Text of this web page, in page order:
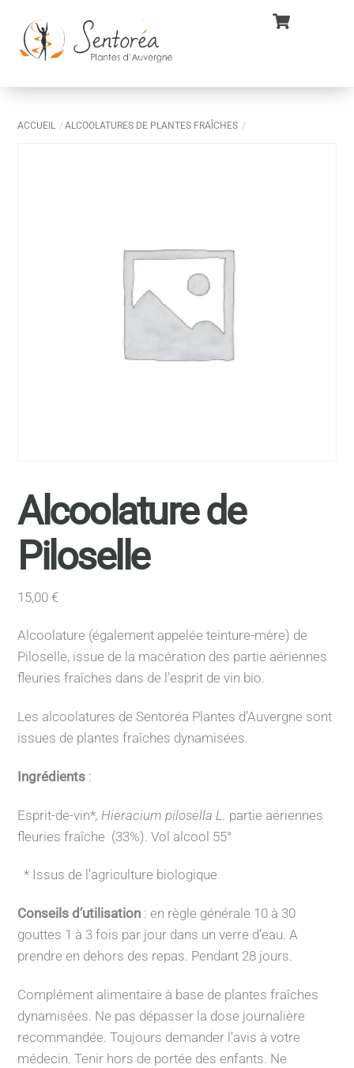
content
ACCUEIL ALCOOLATURES DE PLANTES FRAÎCHES
Alcoolature de
Piloselle
15,00€
Alcoolature (également appelée teinture-mère) de
Piloselle, issue de la macération des partie aériennes
fleuries fraîches dans de l’esprit de vin bio.
Les alcoolatures de Sentoréa Plantes d’Auvergne sont
issues de plantes fraîches dynamisées.
Ingrédients :
Esprit-de-vin*, Hieracium pilosella L. partie aériennes
fleuries fraîche (33%). Vol alcool 55°
* Issus de l’agriculture biologique
Conseils d’utilisation : en règle générale 10 à 30
gouttes 1 à 3 fois par jour dans un verre d’eau. A
prendre en dehors des repas. Pendant 28 jours.
Complément alimentaire à base de plantes fraîches
dynamisées. Ne pas dépasser la dose journalière
recommandée. Toujours demander l’avis à votre
médecin.Tenir hors de portée des enfants. Ne